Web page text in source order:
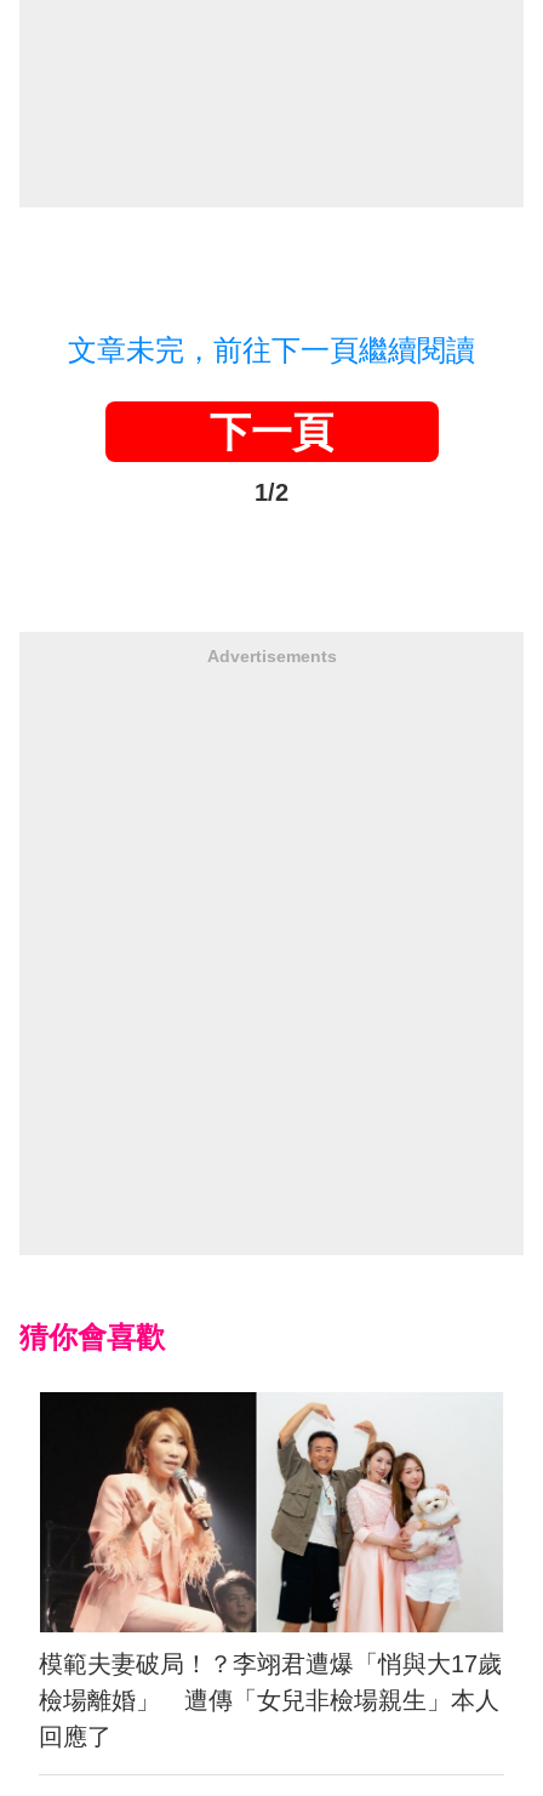
文章未完，前往下一頁繼續閱讀
下一頁
1/2
Advertisements
猜你會喜歡
模範夫妻破局！？李翊君遭爆「悄與大17歲
檢場離婚」 遭傳「女兒非檢場親生」本人
回應了